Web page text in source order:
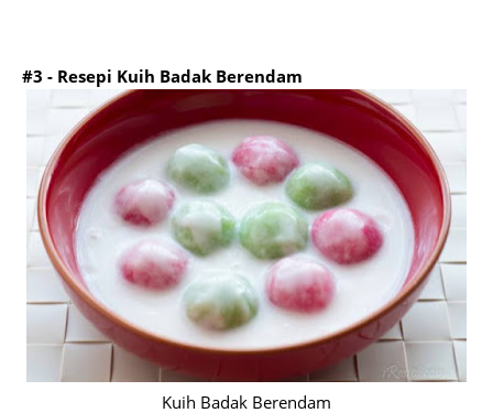
#3 - Resepi Kuih Badak Berendam
Kuih Badak Berendam